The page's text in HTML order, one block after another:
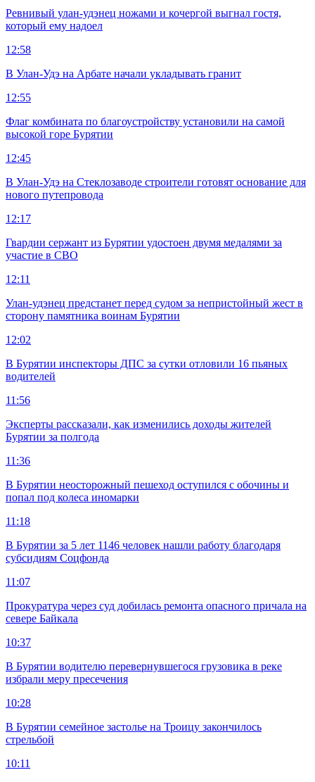
Ревнивый улан-удэнец ножами и кочергой выгнал гостя,
который ему надоел
12:58
В Улан-Удэ на Арбате начали укладывать гранит
12:55
Флаг комбината по благоустройству установили на самой
высокой горе Бурятии
12:45
В Улан-Удэ на Стеклозаводе строители готовят основание для
нового путепровода
12:17
Гвардии сержант из Бурятии удостоен двумя медалями за
участие в СВО
12:11
Улан-удэнец предстанет перед судом за непристойный жест в
сторону памятника воинам Бурятии
12:02
В Бурятии инспекторы ДПС за сутки отловили 16 пьяных
водителей
11:56
Эксперты рассказали, как изменились доходы жителей
Бурятии за полгода
11:36
В Бурятии неосторожный пешеход оступился с обочины и
попал под колеса иномарки
11:18
В Бурятии за 5 лет 1146 человек нашли работу благодаря
субсидиям Соцфонда
11:07
Прокуратура через суд добилась ремонта опасного причала на
севере Байкала
10:37
В Бурятии водителю перевернувшегося грузовика в реке
избрали меру пресечения
10:28
В Бурятии семейное застолье на Троицу закончилось
стрельбой
10:11